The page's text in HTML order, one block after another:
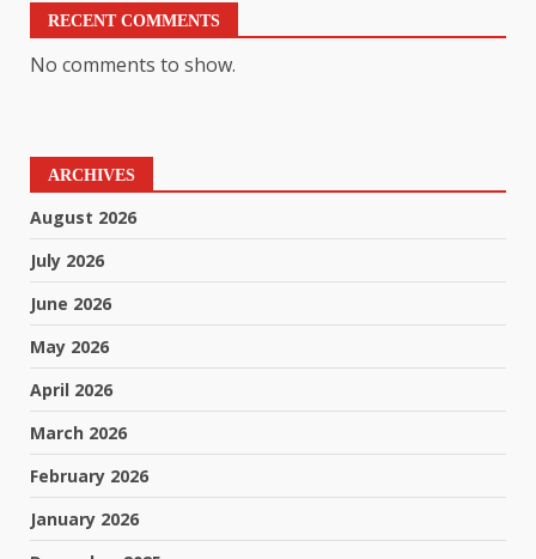
RECENT COMMENTS
No comments to show.
ARCHIVES
August 2026
July 2026
June 2026
May 2026
April 2026
March 2026
February 2026
January 2026